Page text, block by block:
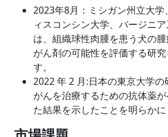
2023年8月：ミシガン州立大学
ィスコンシン大学、バージニ
は、組織球性肉腫を患う犬の
がん剤の可能性を評価する研
す。
2022 年 2 月:日本の東京大学
がんを治療するための抗体薬
た結果を示したことを明らかに